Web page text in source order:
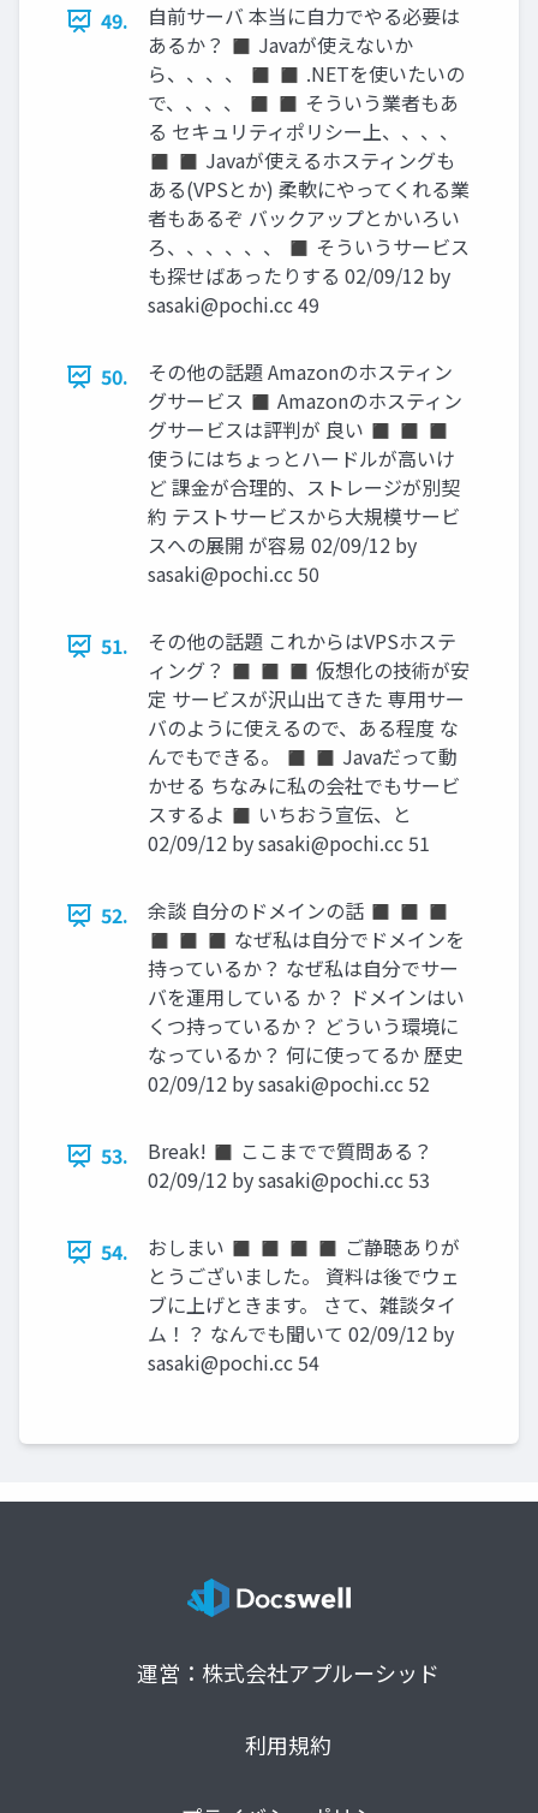
49.
自前サーバ 本当に自力でやる必要は
あるか？ ◼ Javaが使えないか
ら、、、、 ◼ ◼ .NETを使いたいの
で、、、、 ◼ ◼ そういう業者もあ
る セキュリティポリシー上、、、、
◼ ◼ Javaが使えるホスティングも
ある(VPSとか) 柔軟にやってくれる業
者もあるぞ バックアップとかいろい
ろ、、、、、、 ◼ そういうサービス
も探せばあったりする 02/09/12 by
sasaki@pochi.cc49
50.
その他の話題 Amazonのホスティン
グサービス ◼ Amazonのホスティン
グサービスは評判が 良い ◼ ◼ ◼
使うにはちょっとハードルが高いけ
ど 課金が合理的、ストレージが別契
約 テストサービスから大規模サービ
スへの展開 が容易 02/09/12 by
sasaki@pochi.cc50
51.
その他の話題 これからはVPSホステ
ィング？ ◼ ◼ ◼ 仮想化の技術が安
定 サービスが沢山出てきた 専用サー
バのように使えるので、ある程度 な
んでもできる。 ◼ ◼ Javaだって動
かせる ちなみに私の会社でもサービ
スするよ ◼ いちおう宣伝、と
02/09/12 bysasaki@pochi.cc51
52.
余談 自分のドメインの話 ◼ ◼ ◼
◼ ◼ ◼ なぜ私は自分でドメインを
持っているか？ なぜ私は自分でサー
バを運用している か？ ドメインはい
くつ持っているか？ どういう環境に
なっているか？ 何に使ってるか 歴史
02/09/12 bysasaki@pochi.cc52
53.
Break! ◼ ここまでで質問ある？
02/09/12 bysasaki@pochi.cc53
54.
おしまい ◼ ◼ ◼ ◼ ご静聴ありが
とうございました。 資料は後でウェ
ブに上げときます。 さて、雑談タイ
ム！？ なんでも聞いて 02/09/12 by
sasaki@pochi.cc54
運営：株式会社アプルーシッド
利用規約